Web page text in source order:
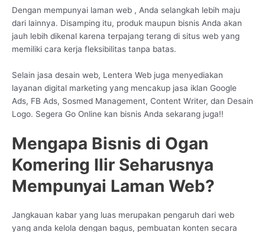
Dengan mempunyai laman web , Anda selangkah lebih maju
dari lainnya. Disamping itu, produk maupun bisnis Anda akan
jauh lebih dikenal karena terpajang terang di situs web yang
memiliki cara kerja fleksibilitas tanpa batas.
Selain jasa desain web, Lentera Web juga menyediakan
layanan digital marketing yang mencakup jasa iklan Google
Ads, FB Ads, Sosmed Management, Content Writer, dan Desain
Logo. Segera Go Online kan bisnis Anda sekarang juga!!
Mengapa Bisnis di Ogan
Komering Ilir Seharusnya
Mempunyai Laman Web?
Jangkauan kabar yang luas merupakan pengaruh dari web
yang anda kelola dengan bagus, pembuatan konten secara